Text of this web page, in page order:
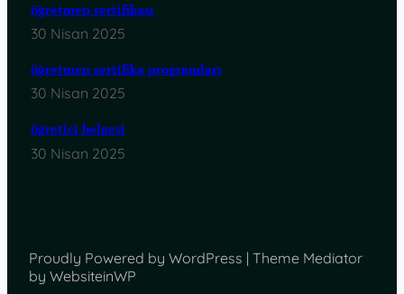
öğretmen sertifikası
30 Nisan 2025
öğretmen sertifika programları
30 Nisan 2025
öğretici belgesi
30 Nisan 2025
Proudly Powered by WordPress | Theme Mediator
by WebsiteinWP